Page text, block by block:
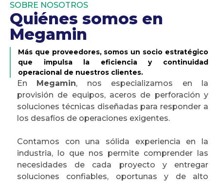
SOBRE NOSOTROS
Quiénes somos en
Megamin
Más que proveedores, somos un socio estratégico
que impulsa la eficiencia y continuidad
operacional de nuestros clientes.
En Megamin, nos especializamos en la
provisión de equipos, aceros de perforación y
soluciones técnicas diseñadas para responder a
los desafíos de operaciones exigentes.
Contamos con una sólida experiencia en la
industria, lo que nos permite comprender las
necesidades de cada proyecto y entregar
soluciones confiables, oportunas y de alto